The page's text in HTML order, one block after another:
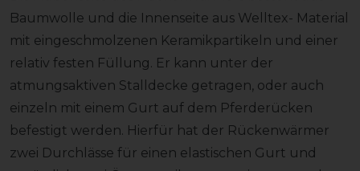
Baumwolle und die Innenseite aus Welltex- Material
mit eingeschmolzenen Keramikpartikeln und einer
relativ festen Füllung. Er kann unter der
atmungsaktiven Stalldecke getragen, oder auch
einzeln mit einem Gurt auf dem Pferderücken
befestigt werden. Hierfür hat der Rückenwärmer
zwei Durchlässe für einen elastischen Gurt und